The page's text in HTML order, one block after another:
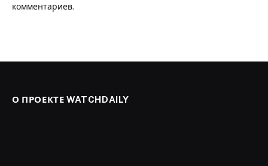
комментариев.
О ПРОЕКТЕ WATCHDAILY